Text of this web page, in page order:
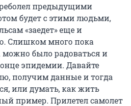
предыдущими
будет с этими людьми,
«заедет» еще и
Слишком много пока
было радоваться и
эпидемии. Давайте
получим данные и тогда
или думать, как жить
пример. Прилетел самолет